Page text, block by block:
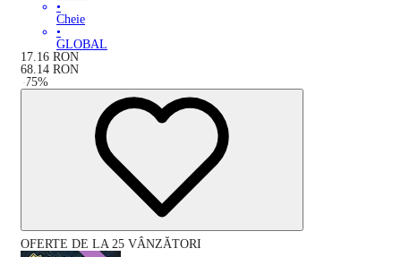
•
Cheie
•
GLOBAL
17.16 RON
68.14 RON
-75%
OFERTE DE LA 25 VÂNZĂTORI